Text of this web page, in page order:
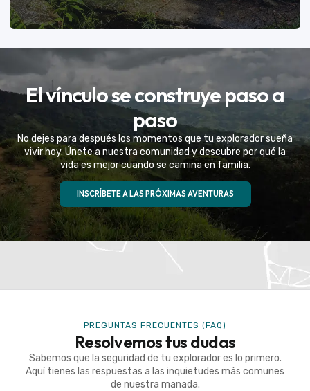
Eventos Especiales
Celebramos la vida de tu mejor amigo con una
experiencia fuera de serie
VER MÁS
El vínculo se construye paso a
paso
No dejes para después los momentos que tu explorador sueña
vivir hoy. Únete a nuestra comunidad y descubre por qué la
vida es mejor cuando se camina en familia.
INSCRÍBETE A LAS PRÓXIMAS AVENTURAS
PREGUNTAS FRECUENTES (FAQ)
Resolvemos tus dudas
Sabemos que la seguridad de tu explorador es lo primero.
Aquí tienes las respuestas a las inquietudes más comunes
de nuestra manada.